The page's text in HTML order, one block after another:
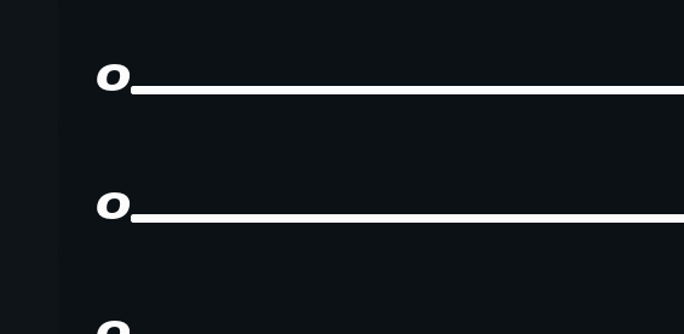
0
0